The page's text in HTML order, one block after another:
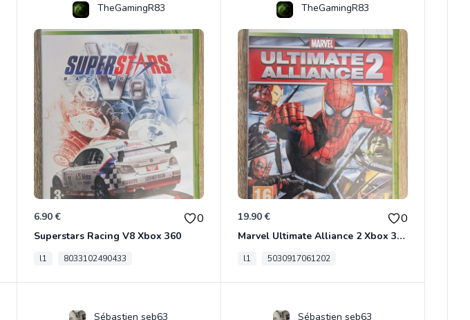
TheGamingR83
6.90 € 0
Superstars Racing V8 Xbox 360
l1 8033102490433
TheGamingR83
19.90 € 0
Marvel Ultimate Alliance 2 Xbox 360
l1 5030917061202
Sébastien seb63 Sébastien seb63